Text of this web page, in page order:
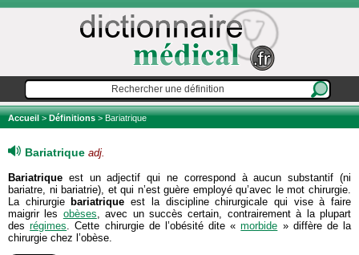
Accueil>Définitions> Bariatrique
Bariatrique adj.
Bariatrique est un adjectif qui ne correspond à aucun substantif (ni
bariatre, ni bariatrie), et qui n’est guère employé qu’avec le mot chirurgie.
La chirurgie bariatrique est la discipline chirurgicale qui vise à faire
maigrir les obèses, avec un succès certain, contrairement à la plupart
desrégimes. Cette chirurgie de l’obésité dite «morbide » diffère de la
chirurgie chez l’obèse.